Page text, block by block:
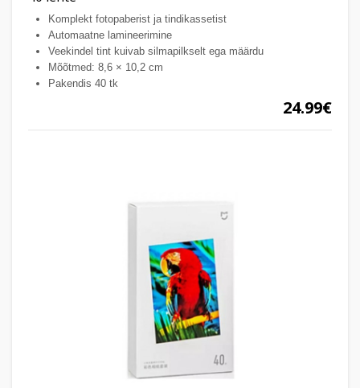
Komplekt fotopaberist ja tindikassetist
Automaatne lamineerimine
Veekindel tint kuivab silmapilkselt ega määrdu
Mõõtmed: 8,6 × 10,2 cm
Pakendis 40 tk
24.99€